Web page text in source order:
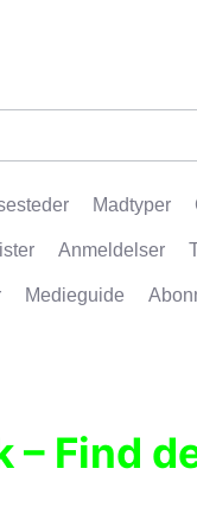
Madtyper
Anmeldelser
Medieguide
– Find